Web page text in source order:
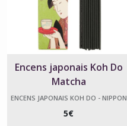
Encens japonais Koh Do
Matcha
ENCENS JAPONAIS KOH DO - NIPPON
5€